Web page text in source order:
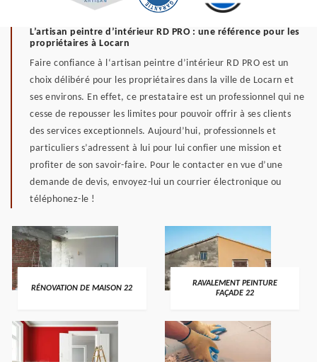
L’artisan peintre d’intérieur RD PRO : une référence pour les
propriétaires à Locarn
Faire confiance à l‘artisan peintre d’intérieur RD PRO est un
choix délibéré pour les propriétaires dans la ville de Locarn et
ses environs. En effet, ce prestataire est un professionnel qui ne
cesse de repousser les limites pour pouvoir offrir à ses clients
des services exceptionnels. Aujourd’hui, professionnels et
particuliers s’adressent à lui pour lui confier une mission et
profiter de son savoir-faire. Pour le contacter en vue d’une
demande de devis, envoyez-lui un courrier électronique ou
téléphonez-le !
RÉNOVATION DE MAISON 22
RAVALEMENT PEINTURE
FAÇADE 22